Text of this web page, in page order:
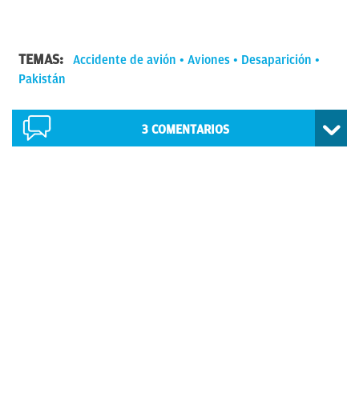
TEMAS: Accidente de avión Aviones
Desaparición
Pakistán
3 COMENTARIOS